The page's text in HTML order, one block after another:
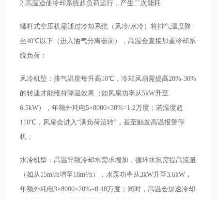
2.高温迫使冷却系统超负荷运行，产生二次能耗
螺杆式空压机需通过冷却系统（风冷/水冷）将排气温度降
至40℃以下（进入油气分离器前），高温会直接加重冷却系
统负荷：
风冷机型：排气温度每升高10℃，冷却风扇需提高20%-30%
的转速才能维持降温效果（如风扇功率从5kW升至
6.5kW），年额外耗电5×8000×30%=1.2万度；若温度超
110℃，风扇会进入“满负荷运转”，甚至触发高温报警停
机；
水冷机型：高温导致冷却水需求增加，循环水泵需提高流量
（如从15m³/h增至18m³/h），水泵功率从3kW升至3.6kW，
年额外耗电3×8000×20%=0.48万度；同时，高温会加速冷却